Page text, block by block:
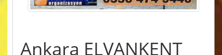
Ankara ELVANKENT